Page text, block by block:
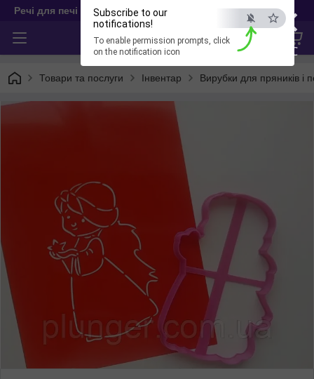
×
ESC
Subscribe to our
notifications!
To enable permission prompts, click
on the notification icon
Речі для печі
Товари та послуги Інвентар Вирубки для пряників і